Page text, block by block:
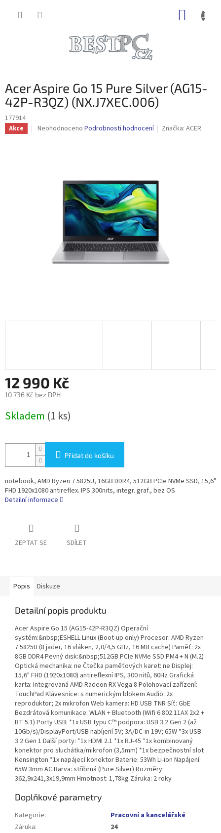
Acer Aspire Go 15 Pure Silver (AG15-
42P-R3QZ) (NX.J7XEC.006)
177914
Akce
Průměrné
hvězdiček.
Neohodnoceno Podrobnosti hodnocení Značka:ACER
12 990 Kč
10 736 Kč bez DPH
cena:
Skladem (1 ks)
Přidat do košíku
notebook, AMD Ryzen 7 5825U, 16GB DDR4, 512GB PCIe NVMe SSD, 15,6"
FHD 1920x1080 antireflex. IPS 300nits, integr. graf., bez OS
Detailní informace
ZEPTAT SE SDÍLET
Popis Diskuze
Detailní popis produktu
Acer Aspire Go 15 (AG15-42P-R3QZ) Operační
systém:&nbsp;ESHELL Linux (Boot-up only) Procesor: AMD Ryzen
7 5825U (8 jader, 16 vláken, 2,0/4,5 GHz, 16 MB cache) Paměť: 2x
8GB DDR4 Pevný disk:&nbsp;512GB PCIe NVMe SSD PM4 + N (M.2)
Optická mechanika: ne Čtečka paměťových karet: ne Displej:
15,6" FHD (1920x1080) antireflexní IPS, 300 nitů, 60Hz Grafická
karta: Integrovaná AMD Radeon RX Vega 8 Polohovací zařízení:
TouchPad Klávesnice: s numerickým blokem Audio: 2x
reproduktor; 2x mikrofon Web kamera: HD USB TNR Síť: GbE
Bezdrátová komunikace: WLAN + Bluetooth (Wifi 6 802.11AX 2x2 +
BT 5.1) Porty USB: *1x USB typu C™ podpora: USB 3.2 Gen 2 (až
10Gb/s)/DisplayPort/USB nabíjení 5V; 3A/DC-in 19V; 65W *3x USB
3.2 Gen 1 Další porty: *1x HDMI 2.1 *1x RJ-45 *1x kombinovaný
konektor pro sluchátka/mikrofon (3,5mm) *1x bezpečnostní slot
Kensington *1x napájecí konektor Baterie: 53Wh Li-ion Napájení:
65W 3mm AC Barva: stříbrná (Pure Silver) Rozměry:
362,9x241,3x19,9mm Hmotnost: 1,78kg Záruka: 2 roky
Doplňkové parametry
Kategorie:
Pracovní a kancelářské
Záruka:
24